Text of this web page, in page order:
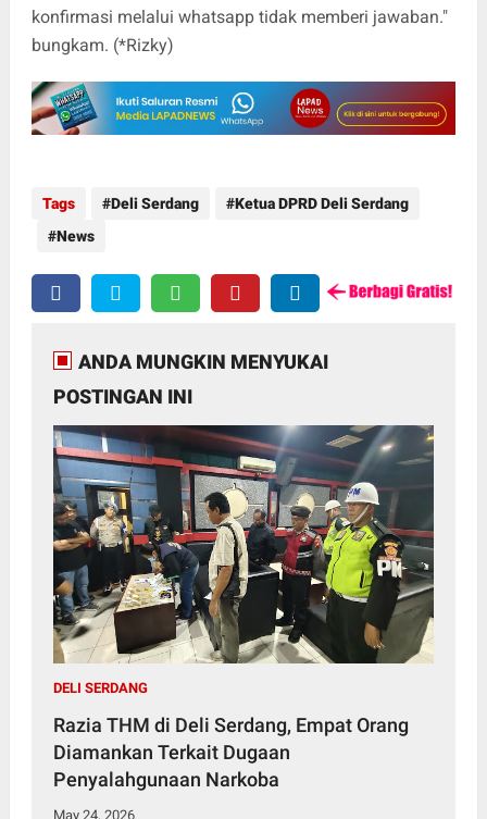
konfirmasi melalui whatsapp tidak memberi jawaban."
bungkam. (*Rizky)
Tags Deli Serdang
Ketua DPRD Deli Serdang
News
ANDA MUNGKIN MENYUKAI
POSTINGAN INI
DELI SERDANG
Razia THM di Deli Serdang, Empat Orang
Diamankan Terkait Dugaan
Penyalahgunaan Narkoba
May 24, 2026